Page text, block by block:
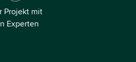
Projekt mit
Experten